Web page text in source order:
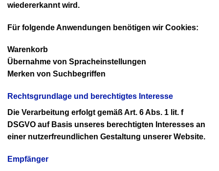
wiedererkannt wird.
Für folgende Anwendungen benötigen wir Cookies:
Warenkorb
Übernahme von Spracheinstellungen
Merken von Suchbegriffen
Rechtsgrundlage und berechtigtes Interesse
Die Verarbeitung erfolgt gemäß Art. 6 Abs. 1 lit. f
DSGVO auf Basis unseres berechtigten Interesses an
einer nutzerfreundlichen Gestaltung unserer Website.
Empfänger